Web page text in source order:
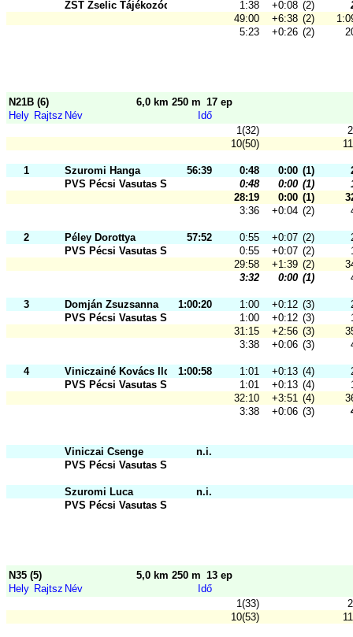
ZST Zselic Tájékozódási Futó és Sz 1:38 +0:08 (2)
49:00
+6:38 (2)
5:23
+0:26 (2)
N21B (6) 6,0 km 250 m 17 ep
Hely Rajtsz Név
Idő
1(32)
10(50)
1 Szuromi Hanga 56:39 0:48 0:00 (1)
PVS Pécsi Vasutas Sportkör
0:48 0:00 (1)
28:19
0:00 (1)
3:36
+0:04 (2)
2 Péley Dorottya 57:52 0:55 +0:07 (2)
PVS Pécsi Vasutas Sportkör
0:55 +0:07 (2)
29:58
+1:39 (2)
3:32
0:00 (1)
3 Domján Zsuzsanna 1:00:20 1:00 +0:12 (3)
PVS Pécsi Vasutas Sportkör
1:00 +0:12 (3)
31:15
+2:56 (3)
3:38
+0:06 (3)
4 Viniczainé Kovács Ildikó1:00:58 1:01 +0:13 (4)
PVS Pécsi Vasutas Sportkör
1:01 +0:13 (4)
32:10
+3:51 (4)
3:38
+0:06 (3)
Viniczai Csenge
n.i.
PVS Pécsi Vasutas Sportkör
Szuromi Luca
n.i.
PVS Pécsi Vasutas Sportkör
N35 (5) 5,0 km 250 m 13 ep
Hely Rajtsz Név
Idő
1(33)
10(53)